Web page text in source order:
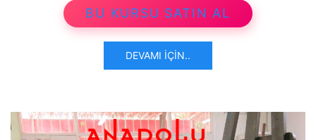
BU KURSU SATIN AL
DEVAMI İÇIN..